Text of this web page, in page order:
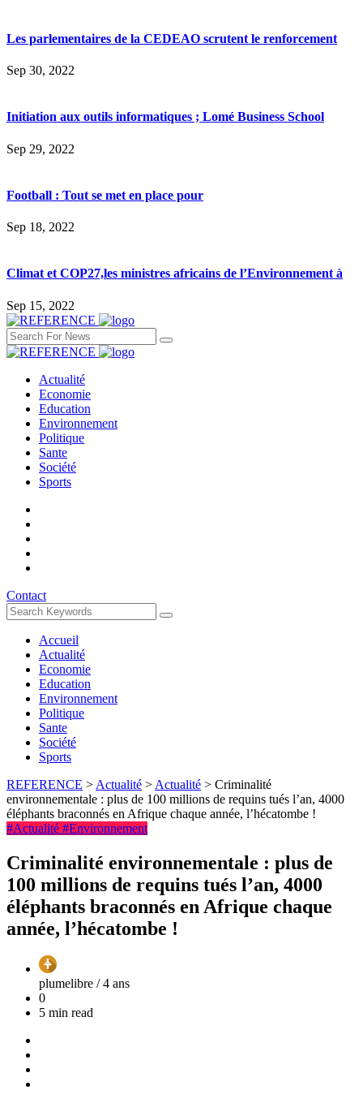
Les parlementaires de la CEDEAO scrutent le renforcement
Sep 30, 2022
Initiation aux outils informatiques ; Lomé Business School
Sep 29, 2022
Football : Tout se met en place pour
Sep 18, 2022
Climat et COP27,les ministres africains de l’Environnement à
Sep 15, 2022
Actualité
Economie
Education
Environnement
Politique
Sante
Société
Sports
Contact
Accueil
Actualité
Economie
Education
Environnement
Politique
Sante
Société
Sports
REFERENCE > Actualité > Actualité > Criminalité
environnementale : plus de 100 millions de requins tués l’an, 4000
éléphants braconnés en Afrique chaque année, l’hécatombe !
#Actualité #Environnement
Criminalité environnementale : plus de
100 millions de requins tués l’an, 4000
éléphants braconnés en Afrique chaque
année, l’hécatombe !
plumelibre /4 ans
0
5 min read